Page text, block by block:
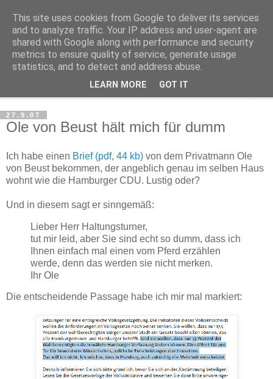
Haltungsturnen
Niveau sieht nur von unten aus wie Arroganz.
27.9.07
Ole von Beust hält mich für dumm
Ich habe einen Brief (pdf, 44 kb) von dem Privatmann Ole
von Beust bekommen, der angeblich genau im selben Haus
wohnt wie die Hamburger CDU. Lustig oder?
Und in diesem sagt er sinngemäß:
Lieber Herr Haltungsturner,
tut mir leid, aber Sie sind echt so dumm, dass ich
Ihnen einfach mal einen vom Pferd erzählen
werde, denn das werden sie nicht merken.
Ihr Ole
Die entscheidende Passage habe ich mir mal markiert:
This site uses cookies from Google to deliver its services
and to analyze traffic. Your IP address and user-agent are
shared with Google along with performance and security
metrics to ensure quality of service, generate usage
statistics, and to detect and address abuse.
LEARN MORE GOT IT